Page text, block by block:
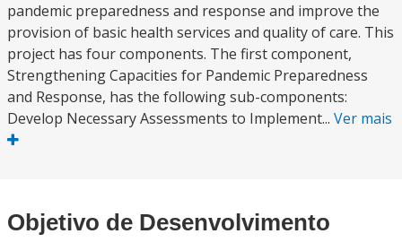
pandemic preparedness and response and improve the
provision of basic health services and quality of care. This
project has four components. The first component,
Strengthening Capacities for Pandemic Preparedness
and Response, has the following sub-components:
Develop Necessary Assessments to Implement... Ver mais
Objetivo de Desenvolvimento